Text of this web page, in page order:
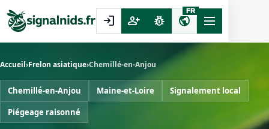
login person_add pest_control public
FR
Accueil›Frelon asiatique›Chemillé-en-Anjou
Chemillé-en-Anjou Maine-et-Loire
Signalement local
Piégeage raisonné